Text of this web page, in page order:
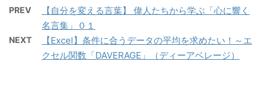
PREV
【自分を変える言葉】 偉人たちから学ぶ「心に響く
名言集」０１
NEXT
【Excel】条件に合うデータの平均を求めたい！～エ
クセル関数「DAVERAGE」（ディーアベレージ）